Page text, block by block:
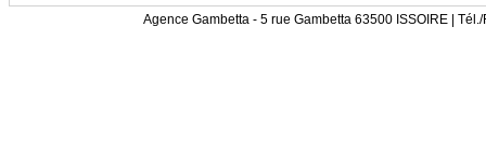
Agence Gambetta - 5 rue Gambetta 63500 ISSOIRE |